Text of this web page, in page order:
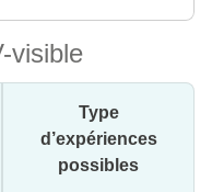
visible
Type
d’expériences
possibles